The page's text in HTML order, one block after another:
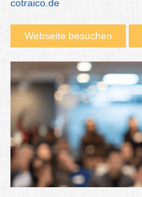
cotraico.de
Webseite besuchen